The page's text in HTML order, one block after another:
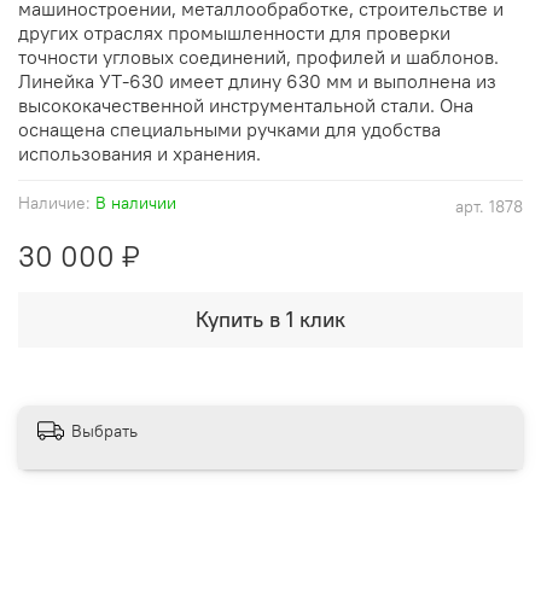
арт. 1878
Наличие: В наличии
30 000 ₽
Купить в 1 клик
машиностроении, металлообработке, строительстве и
других отраслях промышленности для проверки
точности угловых соединений, профилей и шаблонов.
Линейка УТ-630 имеет длину 630 мм и выполнена из
высококачественной инструментальной стали. Она
оснащена специальными ручками для удобства
использования и хранения.
Выбрать